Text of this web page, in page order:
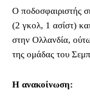
Ο ποδοσφαιριστής
(2 γκολ, 1 ασίστ)
στην Ολλανδία,
της ομάδας του
Η ανακοίνωση: